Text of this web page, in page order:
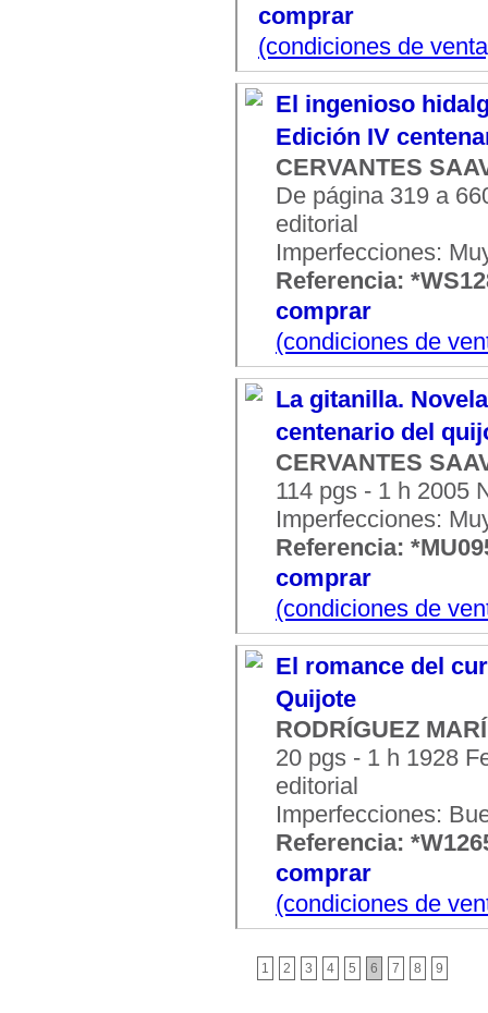
comprar
(condiciones de
El ingenioso
Edición IV
CERVANTES
De página 319 a
editorial
Imperfecciones:
Referencia:
comprar
(condiciones de
La gitanilla.
centenario del
CERVANTES
114 pgs - 1 h 2005
Imperfecciones:
Referencia:
comprar
(condiciones de
El romance del
Quijote
RODRÍGUEZ
20 pgs - 1 h 1928
editorial
Imperfecciones:
Referencia:
comprar
(condiciones de
1 2 3 4 5 6 7 8 9